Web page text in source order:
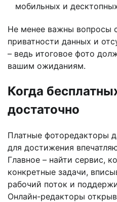
мобильных и
Не менее важны вопросы
приватности данных и
– ведь итоговое фото
вашим ожиданиям.
Когда
достаточно
Платные фоторедакторы
для достижения
Главное – найти сервис,
конкретные задачи,
рабочий поток и
Онлайн-редакторы